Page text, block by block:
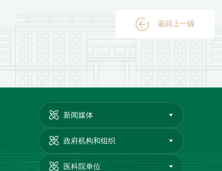
返回上一级
新闻媒体
政府机构和组织
医科院单位